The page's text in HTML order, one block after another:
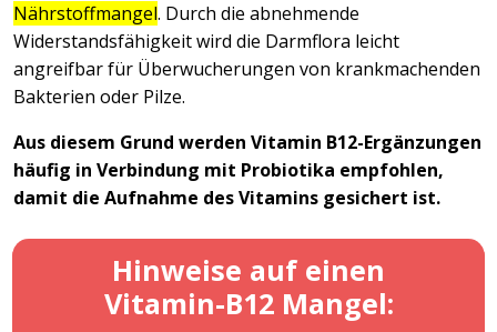
Nährstoffmangel. Durch die abnehmende
Widerstandsfähigkeit wird die Darmflora leicht
angreifbar für Überwucherungen von krankmachenden
Bakterien oder Pilze.
Aus diesem Grund werden Vitamin B12-Ergänzungen
häufig in Verbindung mit Probiotika empfohlen,
damit die Aufnahme des Vitamins gesichert ist.
Hinweise auf einen
Vitamin-B12 Mangel: